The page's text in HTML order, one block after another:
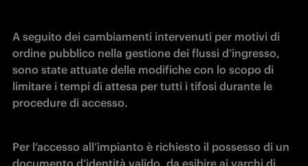
A seguito dei cambiamenti intervenuti per motivi di
ordine pubblico nella gestione dei flussi d’ingresso,
sono state attuate delle modifiche con lo scopo di
limitare i tempi di attesa per tutti i tifosi durante le
procedure di accesso.
Per l’accesso all’impianto è richiesto il possesso di un
documento d’identità valido, da esibire ai varchi di